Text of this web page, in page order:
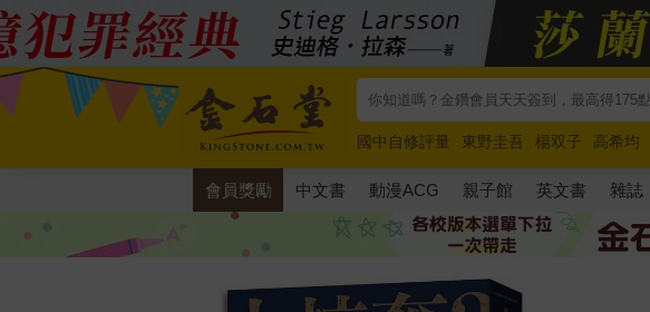
國中自修評量 東野圭吾 楊双子 高希均
唯紅花綻放
奧德賽 路邊攤新作 馬斯克
會員獎勵 中文書 動漫ACG 親子館 英文書 雜誌